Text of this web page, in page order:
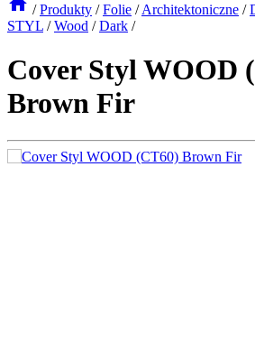
/ Produkty / Folie / Architektoniczne /
STYL / Wood / Dark /
Cover Styl WOOD
Brown Fir